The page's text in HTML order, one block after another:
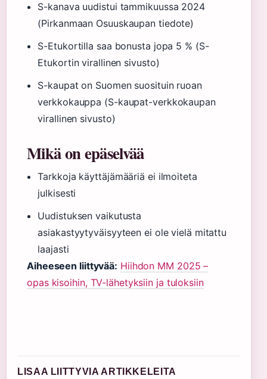
S-kanava uudistui tammikuussa 2024
(Pirkanmaan Osuuskaupan tiedote)
S-Etukortilla saa bonusta jopa 5 % (S-
Etukortin virallinen sivusto)
S-kaupat on Suomen suosituin ruoan
verkkokauppa (S-kaupat-verkkokaupan
virallinen sivusto)
Mikä on epäselvää
Tarkkoja käyttäjämääriä ei ilmoiteta
julkisesti
Uudistuksen vaikutusta
asiakastyytyväisyyteen ei ole vielä mitattu
laajasti
Aiheeseen liittyvää: Hiihdon MM 2025 –
opas kisoihin, TV-lähetyksiin ja tuloksiin
LISAA LIITTYVIA ARTIKKELEITA